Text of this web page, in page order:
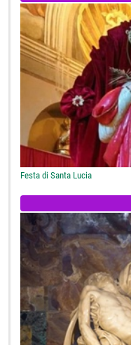
Festa di Santa Lucia